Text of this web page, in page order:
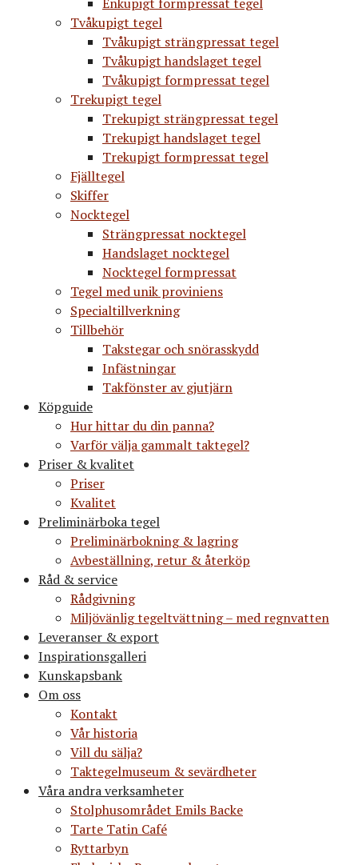
Tvåkupigt tegel
Tvåkupigt strängpressat tegel
Tvåkupigt handslaget tegel
Tvåkupigt formpressat tegel
Trekupigt tegel
Trekupigt strängpressat tegel
Trekupigt handslaget tegel
Trekupigt formpressat tegel
Fjälltegel
Skiffer
Nocktegel
Strängpressat nocktegel
Handslaget nocktegel
Nocktegel formpressat
Tegel med unik proviniens
Specialtillverkning
Tillbehör
Takstegar och snörasskydd
Infästningar
Takfönster av gjutjärn
Köpguide
Hur hittar du din panna?
Varför välja gammalt taktegel?
Priser & kvalitet
Priser
Kvalitet
Preliminärboka tegel
Preliminärbokning & lagring
Avbeställning, retur & återköp
Råd & service
Rådgivning
Miljövänlig tegeltvättning – med regnvatten
Leveranser & export
Inspirationsgalleri
Kunskapsbank
Om oss
Kontakt
Vår historia
Vill du sälja?
Taktegelmuseum & sevärdheter
Våra andra verksamheter
Stolphusområdet Emils Backe
Tarte Tatin Café
Ryttarbyn